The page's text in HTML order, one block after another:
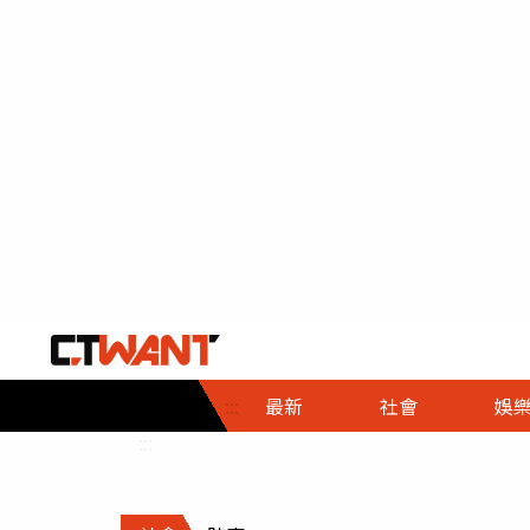
::: 最新 社會
社會首頁
時事
調查
娛樂
娛樂首頁
即時
財經首頁
熱線
政